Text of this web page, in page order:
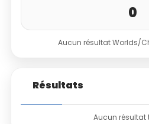
0
Aucun résultat Worlds/
Résultats
Aucun résultat